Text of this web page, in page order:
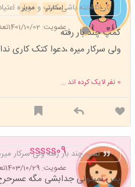
مدیر استارتر
عضویت: 1401/10/02
بار انداخته باشی کمپ و دوباره
کمپ چند بار رفته
ولی سرکار میره ،دعوا کتک کاری
0 نفر لایک کرده اند ...
sssss09
عضویت: 1403/10/29
کمپ چند بار رفته ولی سرکار
پس نمیتونی جدابشی مگه